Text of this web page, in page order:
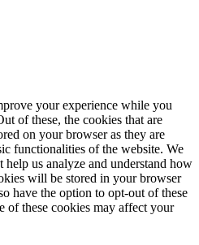
your experience while you
of these, the cookies that are
on your browser as they are
functionalities of the website. We
help us analyze and understand how
will be stored in your browser
have the option to opt-out of these
of these cookies may affect your